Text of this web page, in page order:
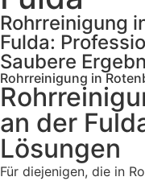
Rohrreinigung
Fulda:
Saubere
Rohrreinigung in
an der
Lösungen
Für diejenigen, die in